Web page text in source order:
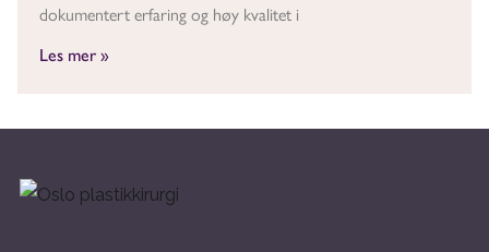
dokumentert erfaring og høy kvalitet i
Les mer »